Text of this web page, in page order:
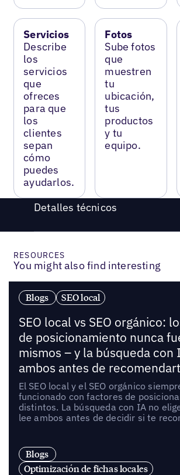
Servicios
Describe
los
servicios
que
ofreces
para que
los
clientes
sepan
cómo
puedes
ayudarlos.
Fotos
Sube fotos
que
muestren
tu
ubicación,
tus
productos
y tu
equipo.
Detalles técnicos
RESOURCES
You might also find interesting
Blogs SEO local
SEO local vs SEO orgánico:
de posicionamiento nunca
mismos – y la búsqueda con
ambos antes de
El SEO local y el SEO orgánico
funcionado con factores de
distintos. La búsqueda con IA no
lee ambos antes de decidir si te
Blogs
Optimización de fichas locales